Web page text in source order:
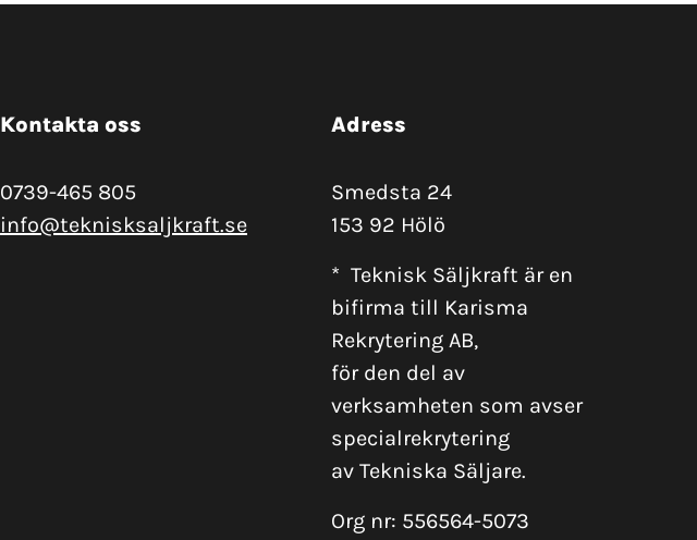
Kontakta oss
0739-465 805
info@teknisksaljkraft.se
Adress
Smedsta 24
153 92 Hölö
* Teknisk Säljkraft är en
bifirma till Karisma
Rekrytering AB,
för den del av
verksamheten som avser
specialrekrytering
av Tekniska Säljare.
Org nr: 556564-5073